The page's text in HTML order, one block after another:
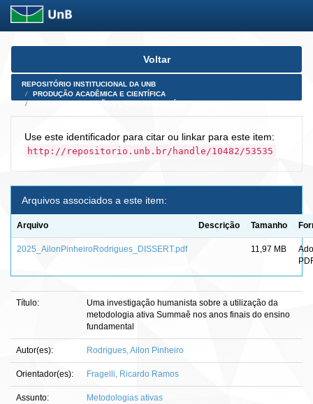
Skip
Voltar
REPOSITÓRIO INSTITUCIONAL DA UNB
PRODUÇÃO ACADÊMICA E CIENTÍFICA
Use este identificador para citar ou linkar para este item:
http://repositorio.unb.br/handle/10482/53535
Arquivos associados a este item:
Arquivo Descrição Tamanho
2025_AilonPinheiroRodrigues_DISSERT.pdf 11,97 MB
Título:
Uma investigação humanista sobre a utilização da
metodologia ativa Summaê nos anos finais do ensino
fundamental
Autor(es): Rodrigues, Ailon Pinheiro
Orientador(es): Fragelli, Ricardo Ramos
Assunto:
Metodologias ativas